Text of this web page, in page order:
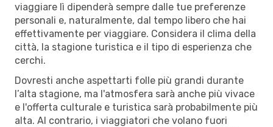
viaggiare lì dipenderà sempre dalle tue preferenze
personali e, naturalmente, dal tempo libero che hai
effettivamente per viaggiare. Considera il clima della
città, la stagione turistica e il tipo di esperienza che
cerchi.
Dovresti anche aspettarti folle più grandi durante
l’alta stagione, ma l'atmosfera sarà anche più vivace
e l'offerta culturale e turistica sarà probabilmente più
alta. Al contrario, i viaggiatori che volano fuori